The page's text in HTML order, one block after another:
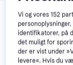
Se vores forslag
interesser. Vis alle
Vi og vores152
identifikatorer, på
det muligt for
der er vist under
levere«. Hvis du